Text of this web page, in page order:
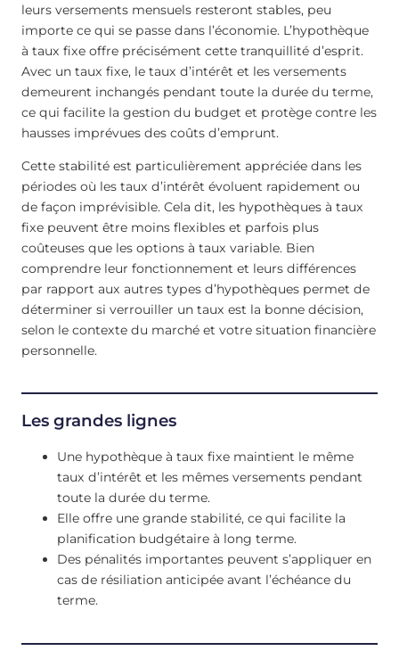
leurs versements mensuels resteront stables, peu
importe ce qui se passe dans l’économie. L’hypothèque
à taux fixe offre précisément cette tranquillité d’esprit.
Avec un taux fixe, le taux d’intérêt et les versements
demeurent inchangés pendant toute la durée du terme,
ce qui facilite la gestion du budget et protège contre les
hausses imprévues des coûts d’emprunt.
Cette stabilité est particulièrement appréciée dans les
périodes où les taux d’intérêt évoluent rapidement ou
de façon imprévisible. Cela dit, les hypothèques à taux
fixe peuvent être moins flexibles et parfois plus
coûteuses que les options à taux variable. Bien
comprendre leur fonctionnement et leurs différences
par rapport aux autres types d’hypothèques permet de
déterminer si verrouiller un taux est la bonne décision,
selon le contexte du marché et votre situation financière
personnelle.
Les grandes lignes
Une hypothèque à taux fixe maintient le même
taux d’intérêt et les mêmes versements pendant
toute la durée du terme.
Elle offre une grande stabilité, ce qui facilite la
planification budgétaire à long terme.
Des pénalités importantes peuvent s’appliquer en
cas de résiliation anticipée avant l’échéance du
terme.